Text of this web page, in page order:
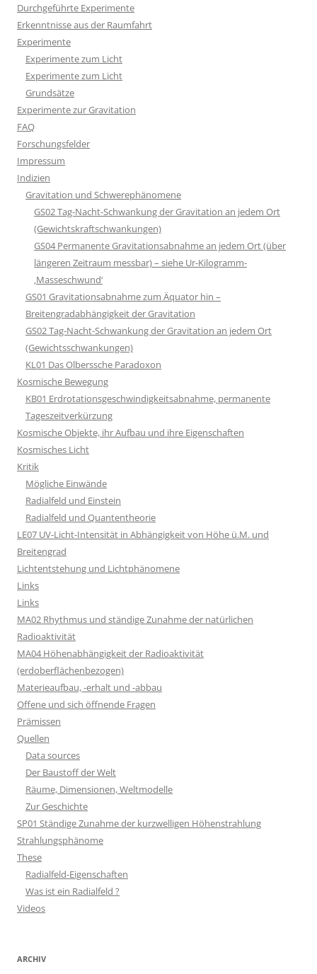
Durchgeführte Experimente
Erkenntnisse aus der Raumfahrt
Experimente
Experimente zum Licht
Experimente zum Licht
Grundsätze
Experimente zur Gravitation
FAQ
Forschungsfelder
Impressum
Indizien
Gravitation und Schwerephänomene
GS02 Tag-Nacht-Schwankung der Gravitation an jedem Ort
(Gewichtskraftschwankungen)
GS04 Permanente Gravitationsabnahme an jedem Ort (über
längeren Zeitraum messbar) – siehe Ur-Kilogramm-
‚Masseschwund‘
GS01 Gravitationsabnahme zum Äquator hin –
Breitengradabhängigkeit der Gravitation
GS02 Tag-Nacht-Schwankung der Gravitation an jedem Ort
(Gewichtsschwankungen)
KL01 Das Olberssche Paradoxon
Kosmische Bewegung
KB01 Erdrotationsgeschwindigkeitsabnahme, permanente
Tageszeitverkürzung
Kosmische Objekte, ihr Aufbau und ihre Eigenschaften
Kosmisches Licht
Kritik
Mögliche Einwände
Radialfeld und Einstein
Radialfeld und Quantentheorie
LE07 UV-Licht-Intensität in Abhängigkeit von Höhe ü.M. und
Breitengrad
Lichtentstehung und Lichtphänomene
Links
Links
MA02 Rhythmus und ständige Zunahme der natürlichen
Radioaktivität
MA04 Höhenabhängigkeit der Radioaktivität
(erdoberflächenbezogen)
Materieaufbau, -erhalt und -abbau
Offene und sich öffnende Fragen
Prämissen
Quellen
Data sources
Der Baustoff der Welt
Räume, Dimensionen, Weltmodelle
Zur Geschichte
SP01 Ständige Zunahme der kurzwelligen Höhenstrahlung
Strahlungsphänome
These
Radialfeld-Eigenschaften
Was ist ein Radialfeld ?
Videos
ARCHIV